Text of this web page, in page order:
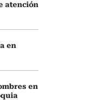
atención
en
en